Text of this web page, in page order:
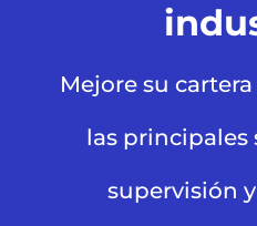
Mejore su
las principales
supervisión